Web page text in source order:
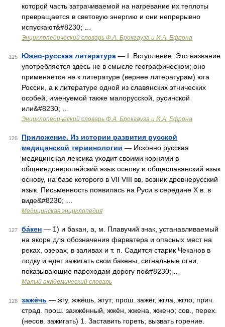
которой часть затрачиваемой на нагревание их теплоты
превращается в световую энергию и они непрерывно
испускают&#8230; …
Энциклопедический словарь Ф.А. Брокгауза и И.А. Ефрона
125 Южно-русская литература — I. Вступление. Это название
употребляется здесь не в смысле географическом; оно
применяется не к литературе (вернее литературам) юга
России, а к литературе одной из славянских этнических
особей, именуемой также малорусской, русинской
или&#8230; …
Энциклопедический словарь Ф.А. Брокгауза и И.А. Ефрона
126
Приложение. Из истории развития русской
медицинской терминологии — Исконно русская
медицинская лексика уходит своими корнями в
общеиндоевропейский язык основу и общеславянский язык
основу, на базе которого в VII VIII вв. возник древнерусский
язык. Письменность появилась на Руси в середине X в. в
виде&#8230; …
Медицинская энциклопедия
127 ба́кен — 1) и бакан, а, м. Плавучий знак, устанавливаемый
на якоре для обозначения фарватера и опасных мест на
реках, озерах, в заливах и т. п. Садится старик Чеканов в
лодку и едет зажигать свои бакены, сигнальные огни,
показывающие пароходам дорогу по&#8230; …
Малый академический словарь
128 заже́чь — жгу, жжёшь, жгут; прош. зажёг, жгла, жгло; прич.
страд. прош. зажжённый, жжён, жжена, жжено; сов., перех.
(несов. зажигать) 1. Заставить гореть; вызвать горение.